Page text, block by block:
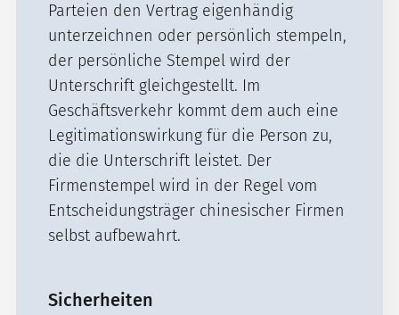
Parteien den Vertrag eigenhändig
unterzeichnen oder persönlich stempeln,
der persönliche Stempel wird der
Unterschrift gleichgestellt. Im
Geschäftsverkehr kommt dem auch eine
Legitimationswirkung für die Person zu,
die die Unterschrift leistet. Der
Firmenstempel wird in der Regel vom
Entscheidungsträger chinesischer Firmen
selbst aufbewahrt.
Sicherheiten